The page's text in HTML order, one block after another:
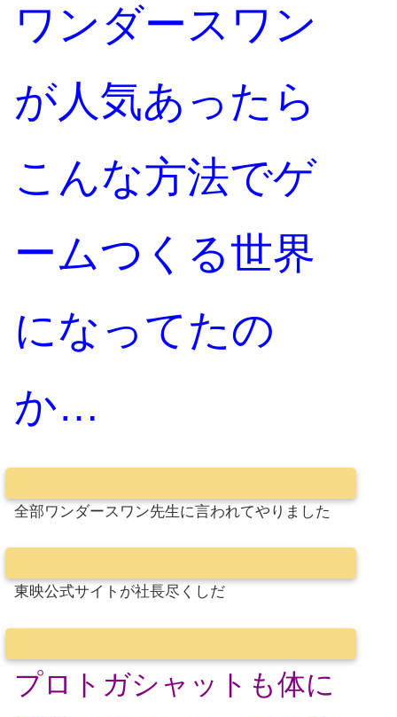
ワンダースワン
が人気あったら
こんな方法でゲ
ームつくる世界
になってたの
か…
全部ワンダースワン先生に言われてやりました
東映公式サイトが社長尽くしだ
プロトガシャットも体に